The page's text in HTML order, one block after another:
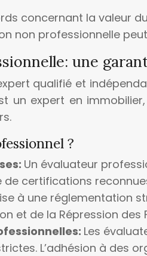
concernant la valeur
non professionnelle
une
qualifié et
un expert en
?
Un évaluateur
certifications
à une réglementation
et de la Répression des
Les
L’adhésion à des